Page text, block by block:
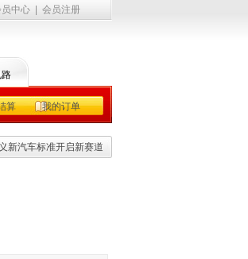
中心 会员注册
算 我的订单
新汽车标准开启新赛道